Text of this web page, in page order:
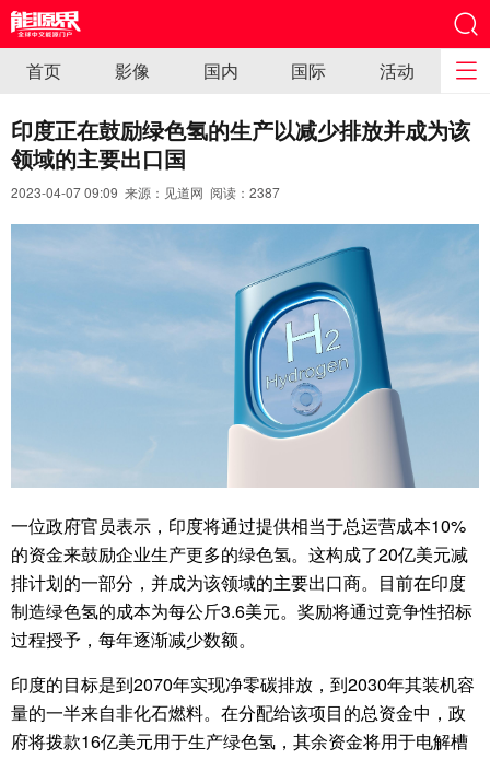
首页 影像 国内 国际 活动
印度正在鼓励绿色氢的生产以减少排放并成为该
领域的主要出口国
2023-04-07 09:09 来源：见道网 阅读： 2387
一位政府官员表示，印度将通过提供相当于总运营成本10%
的资金来鼓励企业生产更多的绿色氢。这构成了20亿美元减
排计划的一部分，并成为该领域的主要出口商。目前在印度
制造绿色氢的成本为每公斤3.6美元。奖励将通过竞争性招标
过程授予，每年逐渐减少数额。
印度的目标是到2070年实现净零碳排放，到2030年其装机容
量的一半来自非化石燃料。在分配给该项目的总资金中，政
府将拨款16亿美元用于生产绿色氢，其余资金将用于电解槽